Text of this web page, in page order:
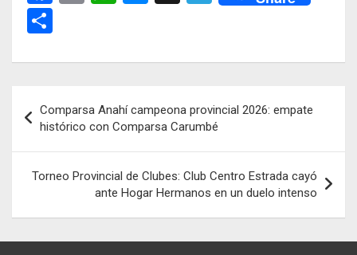
b
o
k
s
p
p
n
er
gr
m
m
ar
tir
de
entradas
Comparsa Anahí campeona provincial 2026: empate
histórico con Comparsa Carumbé
Torneo Provincial de Clubes: Club Centro Estrada cayó
ante Hogar Hermanos en un duelo intenso